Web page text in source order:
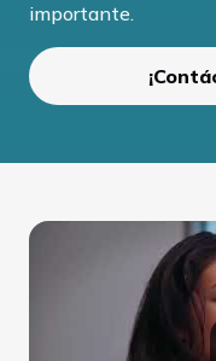
importante.